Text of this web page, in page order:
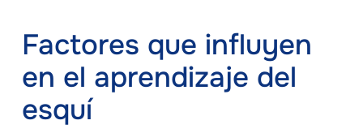
Factores que influyen
en el aprendizaje del
esquí